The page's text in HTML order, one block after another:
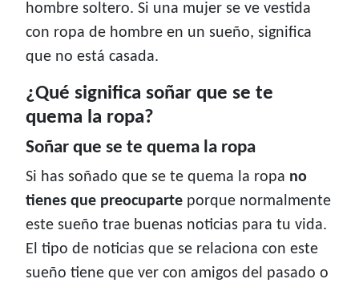
hombre soltero. Si una mujer se ve vestida
con ropa de hombre en un sueño, significa
que no está casada.
¿Qué significa soñar que se te
quema la ropa?
Soñar que se te quema la ropa
Si has soñado que se te quema la ropa no
tienes que preocuparte porque normalmente
este sueño trae buenas noticias para tu vida.
El tipo de noticias que se relaciona con este
sueño tiene que ver con amigos del pasado o